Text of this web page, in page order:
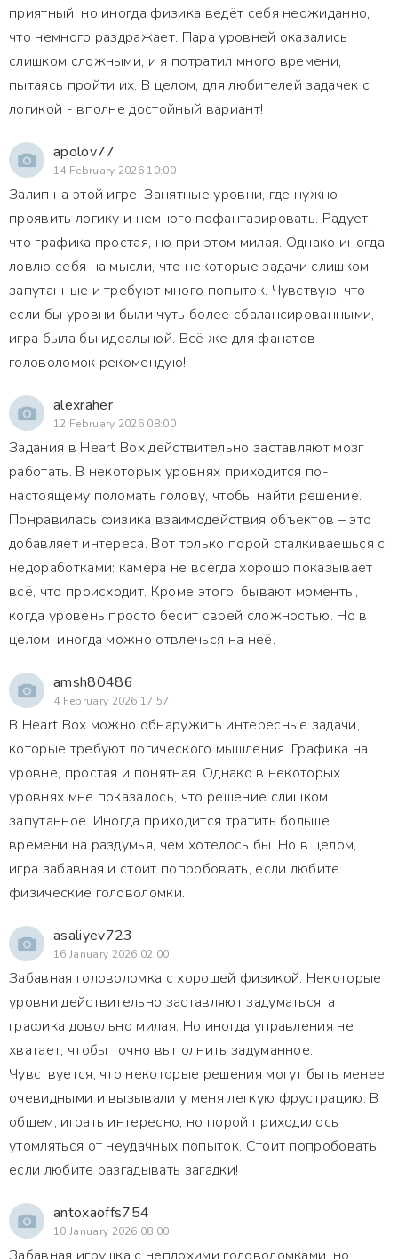
приятный, но иногда физика ведёт себя неожиданно,
что немного раздражает. Пара уровней оказались
слишком сложными, и я потратил много времени,
пытаясь пройти их. В целом, для любителей задачек с
логикой - вполне достойный вариант!
apolov77
14 February 2026 10:00
Залип на этой игре! Занятные уровни, где нужно
проявить логику и немного пофантазировать. Радует,
что графика простая, но при этом милая. Однако иногда
ловлю себя на мысли, что некоторые задачи слишком
запутанные и требуют много попыток. Чувствую, что
если бы уровни были чуть более сбалансированными,
игра была бы идеальной. Всё же для фанатов
головоломок рекомендую!
alexraher
12 February 2026 08:00
Задания в Heart Box действительно заставляют мозг
работать. В некоторых уровнях приходится по-
настоящему поломать голову, чтобы найти решение.
Понравилась физика взаимодействия объектов – это
добавляет интереса. Вот только порой сталкиваешься с
недоработками: камера не всегда хорошо показывает
всё, что происходит. Кроме этого, бывают моменты,
когда уровень просто бесит своей сложностью. Но в
целом, иногда можно отвлечься на неё.
amsh80486
4 February 2026 17:57
В Heart Box можно обнаружить интересные задачи,
которые требуют логического мышления. Графика на
уровне, простая и понятная. Однако в некоторых
уровнях мне показалось, что решение слишком
запутанное. Иногда приходится тратить больше
времени на раздумья, чем хотелось бы. Но в целом,
игра забавная и стоит попробовать, если любите
физические головоломки.
asaliyev723
16 January 2026 02:00
Забавная головоломка с хорошей физикой. Некоторые
уровни действительно заставляют задуматься, а
графика довольно милая. Но иногда управления не
хватает, чтобы точно выполнить задуманное.
Чувствуется, что некоторые решения могут быть менее
очевидными и вызывали у меня легкую фрустрацию. В
общем, играть интересно, но порой приходилось
утомляться от неудачных попыток. Стоит попробовать,
если любите разгадывать загадки!
antoxaoffs754
10 January 2026 08:00